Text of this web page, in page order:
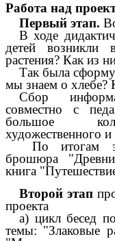
Работа над
Первый этап.
В ходе
детей возникли
растения? Как из
Так была
мы знаем о хлебе?
Сбор
совместно с
большое
художественного
По итогам
брошюра
книга
Второй этап
проекта
а) цикл бесед
темы: "Злаковые